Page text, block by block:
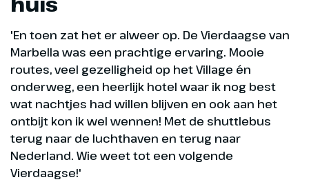
'En toen zat het er alweer op. De Vierdaagse van
Marbella was een prachtige ervaring. Mooie
routes, veel gezelligheid op het Village én
onderweg, een heerlijk hotel waar ik nog best
wat nachtjes had willen blijven en ook aan het
ontbijt kon ik wel wennen! Met de shuttlebus
terug naar de luchthaven en terug naar
Nederland. Wie weet tot een volgende
Vierdaagse!'